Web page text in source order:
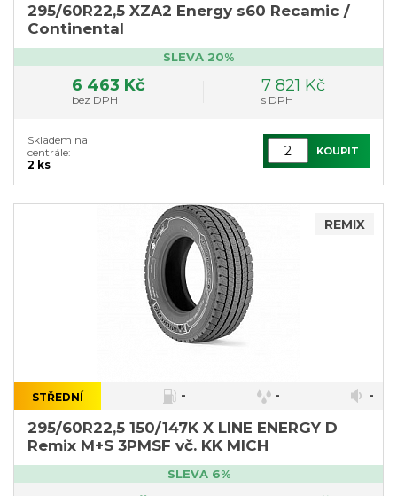
295/60R22,5 XZA2 Energy s60 Recamic /
Continental
SLEVA 20%
6 463 Kč
bez DPH
7 821 Kč
s DPH
Skladem na
centrále:
2 ks
KOUPIT
REMIX
STŘEDNÍ - - -
295/60R22,5 150/147K X LINE ENERGY D
Remix M+S 3PMSF vč. KK MICH
SLEVA 6%